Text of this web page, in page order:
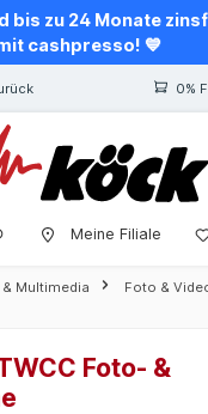
bis zu 24 Monate
cashpresso! 💙
0%
Meine Filiale
& Multimedia
Foto &
Foto- &